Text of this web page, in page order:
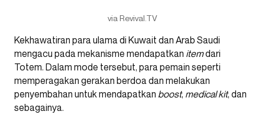
via Revival.TV
Kekhawatiran para ulama di Kuwait dan Arab Saudi
mengacu pada mekanisme mendapatkan itemdari
Totem. Dalam mode tersebut, para pemain seperti
memperagakan gerakan berdoa dan melakukan
penyembahan untuk mendapatkan boost, medical kit, dan
sebagainya.